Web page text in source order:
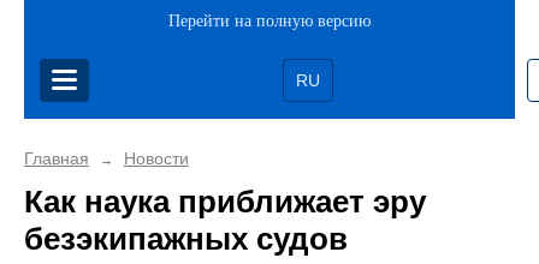
Перейти на полную версию
RU
Главная → Новости
Как наука приближает эру
безэкипажных судов